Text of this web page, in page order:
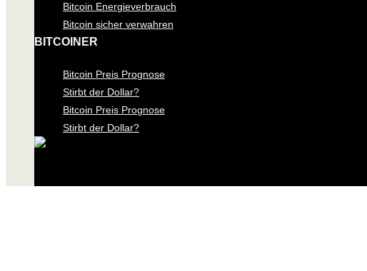
Bitcoin Energieverbrauch
Bitcoin sicher verwahren
BITCOINER
Bitcoin Preis Prognose
Stirbt der Dollar?
Bitcoin Preis Prognose
Stirbt der Dollar?